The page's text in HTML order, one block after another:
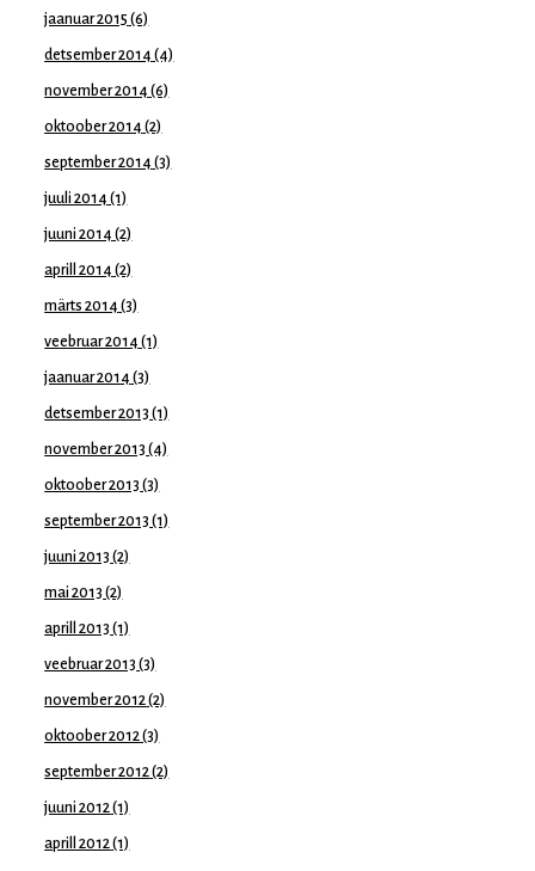
jaanuar 2015 (6)
detsember 2014 (4)
november 2014 (6)
oktoober 2014 (2)
september 2014 (3)
juuli 2014 (1)
juuni 2014 (2)
aprill 2014 (2)
märts 2014 (3)
veebruar 2014 (1)
jaanuar 2014 (3)
detsember 2013 (1)
november 2013 (4)
oktoober 2013 (3)
september 2013 (1)
juuni 2013 (2)
mai 2013 (2)
aprill 2013 (1)
veebruar 2013 (3)
november 2012(2)
oktoober 2012(3)
september 2012(2)
juuni 2012(1)
aprill 2012(1)